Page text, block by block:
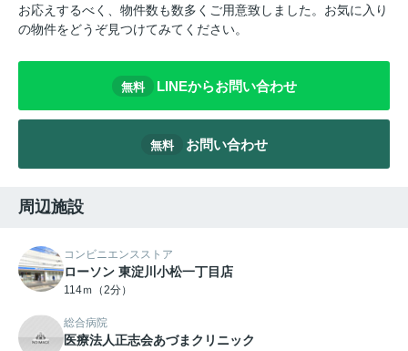
お応えするべく、物件数も数多くご用意致しました。お気に入り
の物件をどうぞ見つけてみてください。
無料 LINEからお問い合わせ
無料 お問い合わせ
周辺施設
コンビニエンスストア
ローソン 東淀川小松一丁目店
114ｍ（2分）
総合病院
医療法人正志会あづまクリニック